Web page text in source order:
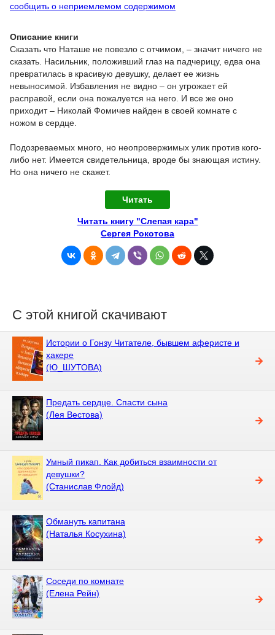
сообщить о неприемлемом содержимом
Описание книги
Сказать что Наташе не повезло с отчимом, – значит ничего не
сказать. Насильник, положивший глаз на падчерицу, едва она
превратилась в красивую девушку, делает ее жизнь
невыносимой. Избавления не видно – он угрожает ей
расправой, если она пожалуется на него. И все же оно
приходит – Николай Фомичев найден в своей комнате с
ножом в сердце.
Подозреваемых много, но неопровержимых улик против кого-
либо нет. Имеется свидетельница, вроде бы знающая истину.
Но она ничего не скажет.
Читать
Читать книгу "Слепая кара"
Сергея Рокотова
С этой книгой скачивают
Истории о Гонзу Читателе, бывшем аферисте и
хакере
(Ю_ШУТОВА)
Предать сердце. Спасти сына
(Лея Вестова)
Умный пикап. Как добиться взаимности от
девушки?
(Станислав Флойд)
Обмануть капитана
(Наталья Косухина)
Соседи по комнате
(Елена Рейн)